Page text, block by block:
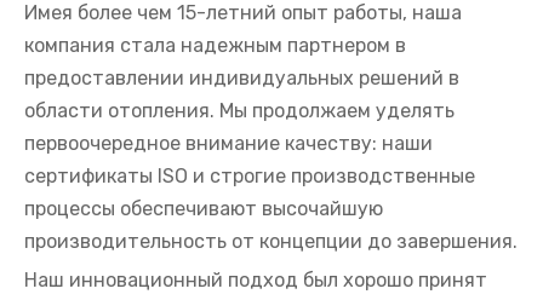
Имея более чем 15-летний опыт работы, наша
компания стала надежным партнером в
предоставлении индивидуальных решений в
области отопления. Мы продолжаем уделять
первоочередное внимание качеству: наши
сертификаты ISO и строгие производственные
процессы обеспечивают высочайшую
производительность от концепции до завершения.
Наш инновационный подход был хорошо принят